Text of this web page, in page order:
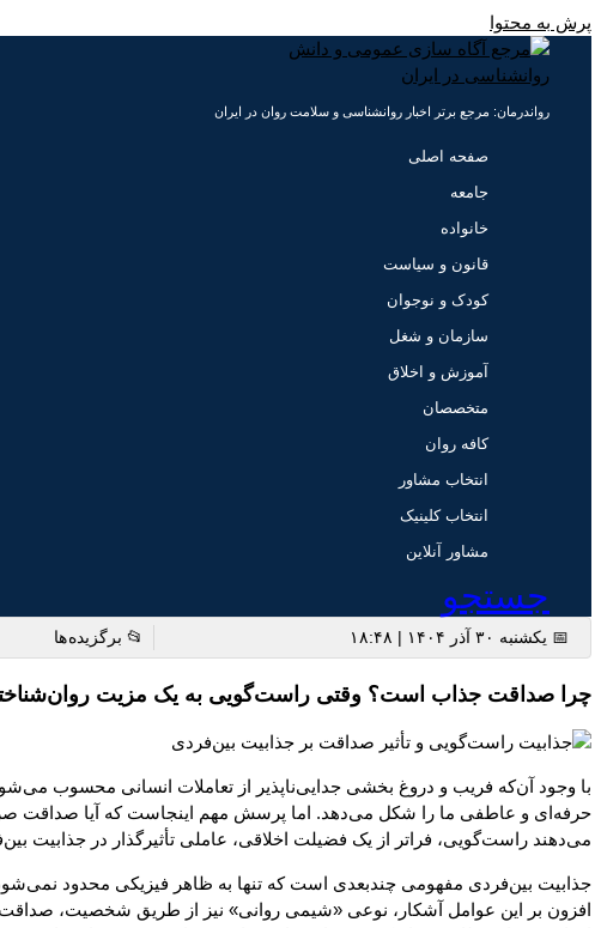
پرش به محتوا
رواندرمان: مرجع برتر اخبار روانشناسی و سلامت روان در ایران
صفحه اصلی
جامعه
خانواده
قانون و سیاست
کودک و نوجوان
سازمان و شغل
آموزش و اخلاق
متخصصان
کافه روان
انتخاب مشاور
انتخاب کلینیک
مشاور آنلاین
جستجو
📅 یکشنبه ۳۰ آذر ۱۴۰۴ | ۱۸:۴۸ 📂 برگزیده ها
چرا صداقت جذاب است؟ وقتی راست‌گویی به یک مزیت
با وجود آن‌که فریب و دروغ بخشی جدایی‌ناپذیر از تعاملات انسانی محسوب
حرفه‌ای و عاطفی ما را شکل می‌دهد. اما پرسش مهم اینجاست که آیا صداقت
می‌دهند راست‌گویی، فراتر از یک فضیلت اخلاقی، عاملی تأثیرگذار در جذابیت
جذابیت بین‌فردی مفهومی چندبعدی است که تنها به ظاهر فیزیکی محدود
افزون بر این عوامل آشکار، نوعی «شیمی روانی» نیز از طریق شخصیت، صداقت